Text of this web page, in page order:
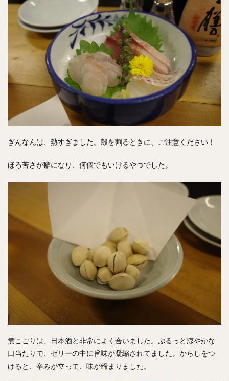
ぎんなんは、熱すぎました。殻を割るときに、ご注意ください！
ほろ苦さが癖になり、何個でもいけるやつでした。
煮こごりは、日本酒と非常によく合いました。ぷるっと涼やかな
口当たりで、ゼリーの中に旨味が凝縮されてました。からしをつ
けると、辛みが立って、味が締まりました。